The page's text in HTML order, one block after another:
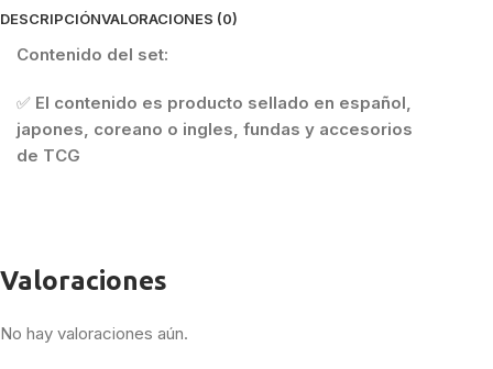
DESCRIPCIÓNVALORACIONES (0)
Contenido del set:
✅ El contenido es producto sellado en español,
japones, coreano o ingles, fundas y accesorios
de TCG
Valoraciones
No hay valoraciones aún.